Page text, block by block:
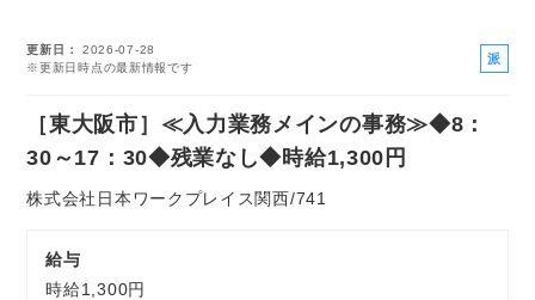
求人を探す
お気軽にご相談ください
更新日
2026-07-28
※更新日時点の最新情報です
派
［東大阪市］≪入力業務メインの事務≫◆8：
30～17：30◆残業なし◆時給1,300円
株式会社日本ワークプレイス関西/741
給与
時給1,300円